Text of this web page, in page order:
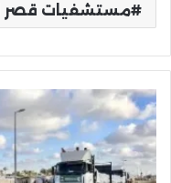
مستشفيات قصر
وصول
قافلة
مساعدات
جديدة
مقدمة